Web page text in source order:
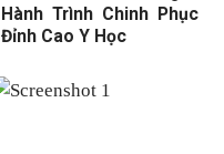
Hành Trình Chinh Phục
Đỉnh Cao Y Học